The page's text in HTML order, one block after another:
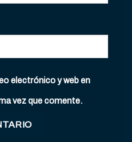
electrónico y web en
vez que comente.